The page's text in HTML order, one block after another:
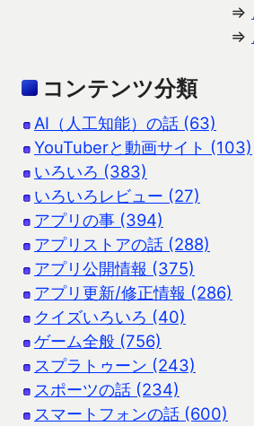
⇒
⇒
コンテンツ分類
AI（人工知能）の話 (63)
YouTuberと動画サイト (103)
いろいろ (383)
いろいろレビュー (27)
アプリの事 (394)
アプリストアの話 (288)
アプリ公開情報 (375)
アプリ更新/修正情報 (286)
クイズいろいろ (40)
ゲーム全般 (756)
スプラトゥーン (243)
スポーツの話 (234)
スマートフォンの話 (600)